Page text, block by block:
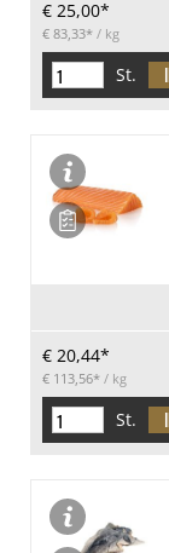
€ 25,00*
€ 83,33* / kg
St.
€ 20,44*
€ 113,56* / kg
St.